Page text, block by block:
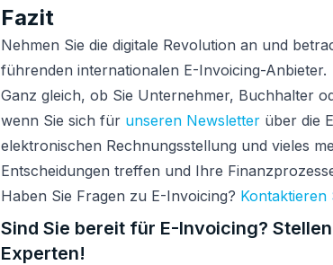
Fazit
Nehmen Sie die digitale Revolution an und
führenden internationalen E-Invoicing-Anbieter.
Ganz gleich, ob Sie Unternehmer, Buchhalter
wenn Sie sich für unseren Newsletter über die
elektronischen Rechnungsstellung und vieles
Entscheidungen treffen und Ihre
Haben Sie Fragen zu E-Invoicing? Kontaktieren
Sind Sie bereit für E-Invoicing?
Experten!